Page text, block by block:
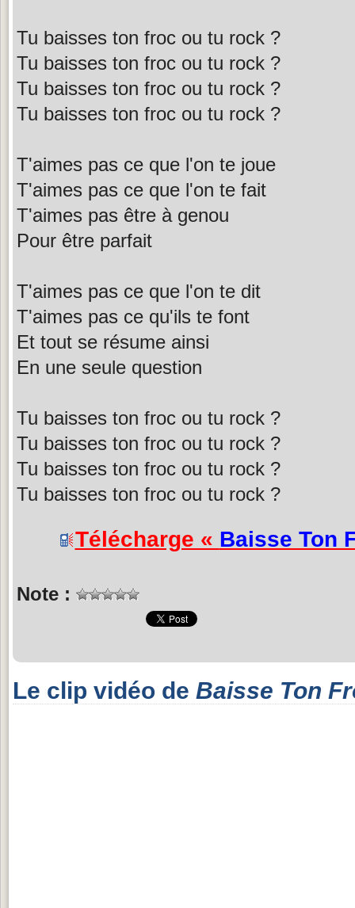
Tu baisses ton froc ou tu rock ?
Tu baisses ton froc ou tu rock ?
Tu baisses ton froc ou tu rock ?
Tu baisses ton froc ou tu rock ?
T'aimes pas ce que l'on te joue
T'aimes pas ce que l'on te fait
T'aimes pas être à genou
Pour être parfait
T'aimes pas ce que l'on te dit
T'aimes pas ce qu'ils te font
Et tout se résume ainsi
En une seule question
Tu baisses ton froc ou tu rock ?
Tu baisses ton froc ou tu rock ?
Tu baisses ton froc ou tu rock ?
Tu baisses ton froc ou tu rock ?
Télécharge « Baisse Ton
Note :
Le clip vidéo de Baisse Ton